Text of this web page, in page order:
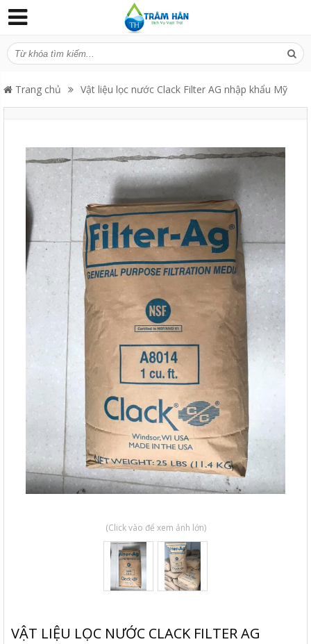
Trang chủ Vật liệu lọc nước Clack Filter AG nhập khẩu Mỹ
(Click vào để xem ảnh lớn)
VẬT LIỆU LỌC NƯỚC CLACK FILTER AG